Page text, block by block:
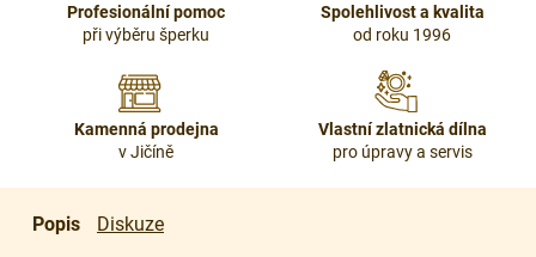
Profesionální pomoc
při výběru šperku
Spolehlivost a kvalita
od roku 1996
Kamenná prodejna
v Jičíně
Vlastní zlatnická dílna
pro úpravy a servis
Popis Diskuze